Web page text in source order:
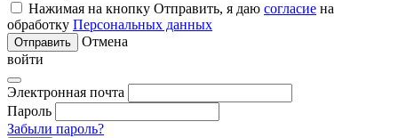
Нажимая на кнопку Отправить, я даю согласие на
обработку Персональных данных
Отправить
Отмена
войти
Электронная почта
Пароль
Забыли пароль?